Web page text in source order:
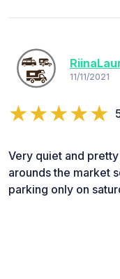
11/11/2021
Very quiet and
arounds the market
parking only on